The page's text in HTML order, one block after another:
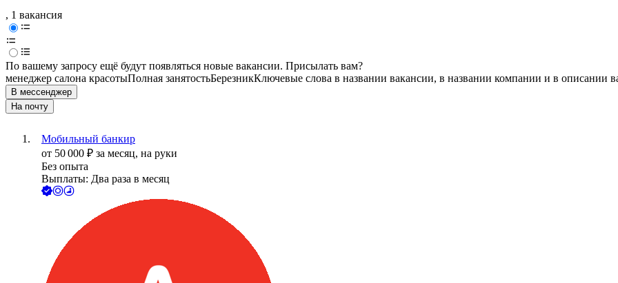
, 1 вакансия
По вашему запросу ещё будут появляться новые вакансии. Присылать вам?
менеджер салона красотыПолная занятостьБерезникКлючевые слова в названии вакансии, в названии компании и в описании
В мессенджер
На почту
Мобильный банкир
от 50 000 ₽ за месяц, на руки
Без опыта
Выплаты: Два раза в месяц